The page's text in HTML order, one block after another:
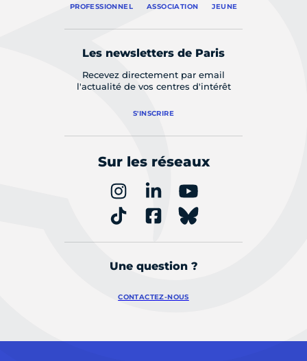
PROFESSIONNEL ASSOCIATION JEUNE
Les newsletters de Paris
Recevez directement par email
l'actualité de vos centres d'intérêt
S'INSCRIRE
Sur les réseaux
Une question ?
CONTACTEZ-NOUS